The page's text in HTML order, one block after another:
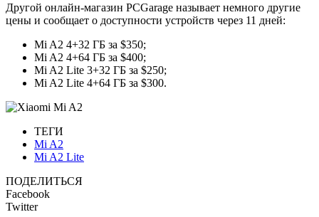
Другой онлайн-магазин PCGarage называет немного другие
цены и сообщает о доступности устройств через 11 дней:
Mi A2 4+32 ГБ за $350;
Mi A2 4+64 ГБ за $400;
Mi A2 Lite 3+32 ГБ за $250;
Mi A2 Lite 4+64 ГБ за $300.
ТЕГИ
Mi A2
Mi A2 Lite
ПОДЕЛИТЬСЯ
Facebook
Twitter